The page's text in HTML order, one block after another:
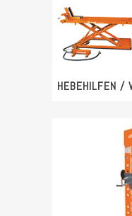
HEBEHILFEN /